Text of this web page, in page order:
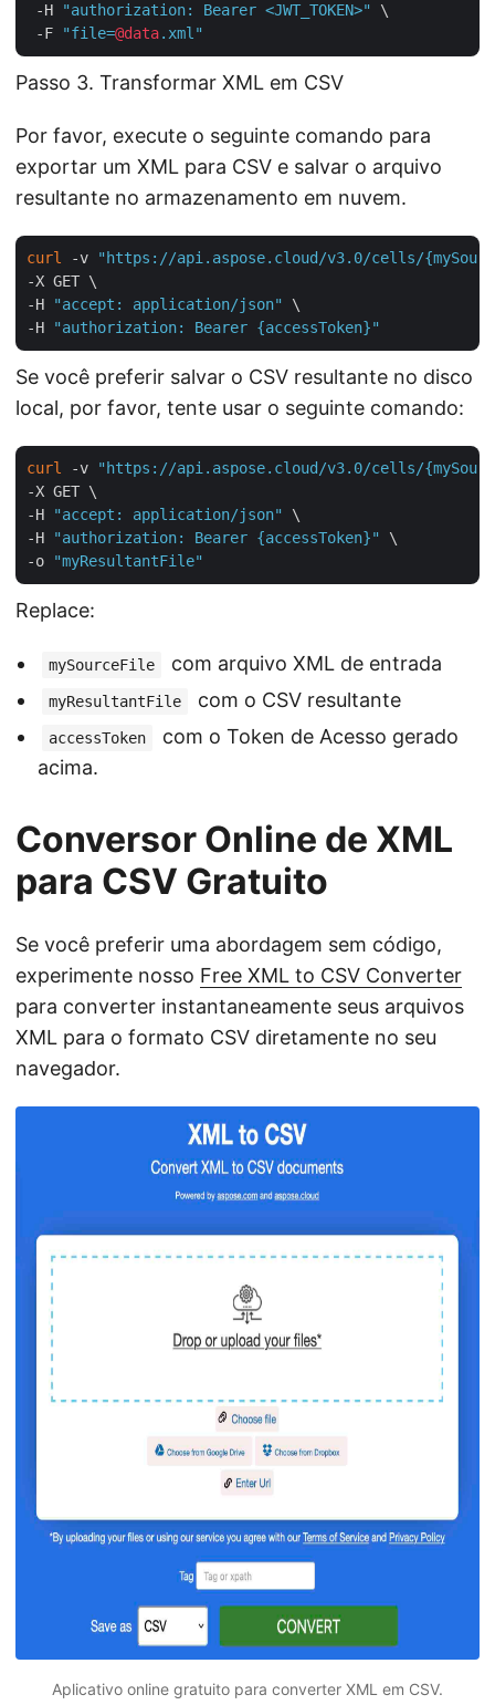
-H
"authorization: Bearer <JWT_TOKEN>"
\
-F
"file=@data.xml"
Passo 3. Transformar XML em CSV
Por favor, execute o seguinte comando para
exportar um XML para CSV e salvar o arquivo
resultante no armazenamento em nuvem.
curl -v
"https://api.aspose.cloud/v3.0/cells/
-X GET \
-H
"accept: application/json"
\
-H
"authorization: Bearer {accessToken}"
Se você preferir salvar o CSV resultante no disco
local, por favor, tente usar o seguinte comando:
curl -v
"https://api.aspose.cloud/v3.0/cells/
-X GET \
-H
"accept: application/json"
\
-H
"authorization: Bearer {accessToken}"
\
-o
"myResultantFile"
Replace:
mySourceFile com arquivo XML de entrada
myResultantFile com o CSV resultante
accessToken
com o Token de Acesso gerado
acima.
Conversor Online de XML
para CSV Gratuito
Se você preferir uma abordagem sem código,
experimente nosso Free XML to CSV Converter
para converter instantaneamente seus arquivos
XML para o formato CSV diretamente no seu
navegador.
Aplicativo online gratuito para converter XML em CSV.